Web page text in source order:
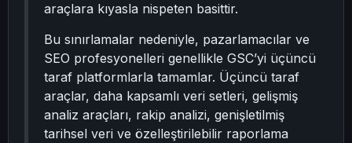
araçlara kıyasla nispeten basittir.
Bu sınırlamalar nedeniyle, pazarlamacılar ve
SEO profesyonelleri genellikle GSC’yi üçüncü
taraf platformlarla tamamlar. Üçüncü taraf
araçlar, daha kapsamlı veri setleri, gelişmiş
analiz araçları, rakip analizi, genişletilmiş
tarihsel veri ve özelleştirilebilir raporlama